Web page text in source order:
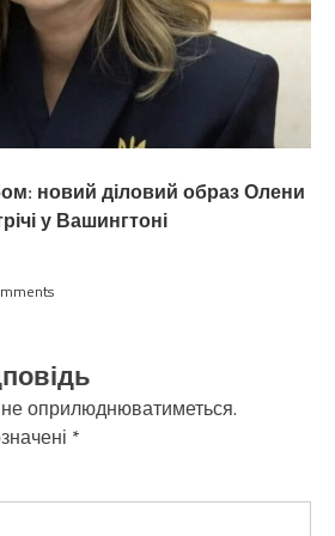
новий діловий образ Олени
у Вашингтоні
оприлюднюватиметься.
*